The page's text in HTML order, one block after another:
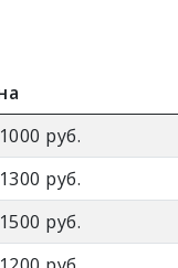
руб.
руб.
руб.